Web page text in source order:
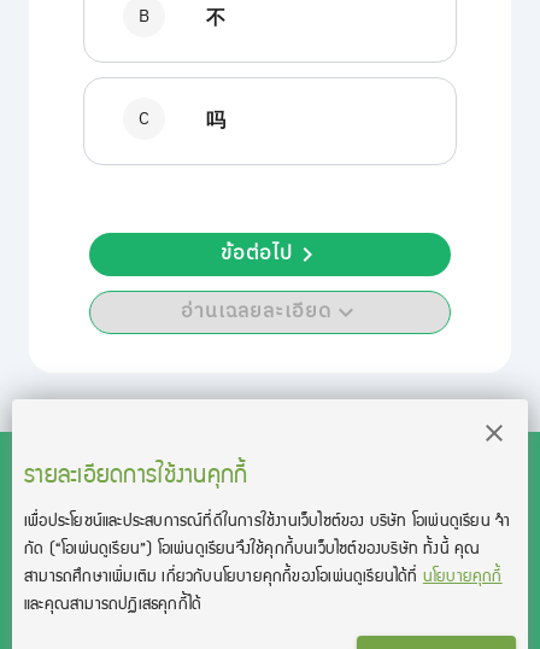
B 不
C 吗
อ่านเฉลยละเอียด
ข้อต่อไป
รายละเอียดการใช้งานคุกกี้
เพื่อประโยชน์และประสบการณ์ที่ดีในการใช้งานเว็บไซต์ของ บริษัท โอเพ่นดูเรียน จํา
กัด (“โอเพ่นดูเรียน”)โอเพ่นดูเรียนจึงใช้คุกกี้บนเว็บไซต์ของบริษัท ทั้งนี้ คุณ
สามารถศึกษาเพิ่มเติม เกี่ยวกับนโยบายคุกกี้ของโอเพ่นดูเรียนได้ที่นโยบายคุกกี้
และคุณสามารถปฏิเสธคุกกี้ได้
สงวนลิขสิทธิ์โดย บริษัท โอเพ่นดูเรียน จำกัด 2021 ©︎ OpenDurian
Co., Ltd.
TOEIC® and TOEFL® are registered trademarks of Educational Testing